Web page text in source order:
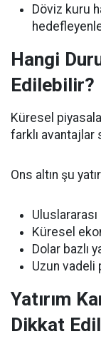
Döviz kuru
Hangi
Edilebilir?
Küresel
farklı avantajlar
Ons altın şu
Küresel
Dolar bazlı
Uzun
Yatırım
Dikkat